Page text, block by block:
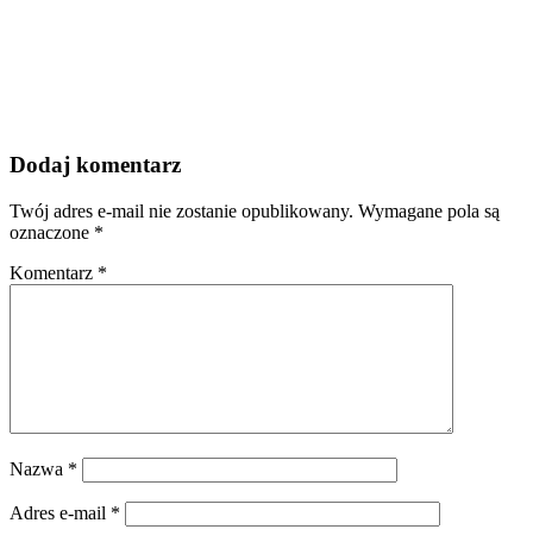
Dodaj komentarz
Twój adres e-mail nie zostanie opublikowany. Wymagane pola są
oznaczone *
Komentarz *
Nazwa *
Adres e-mail *